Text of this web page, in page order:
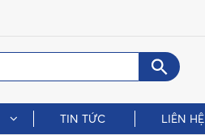
TIN TỨC LIÊN HỆ